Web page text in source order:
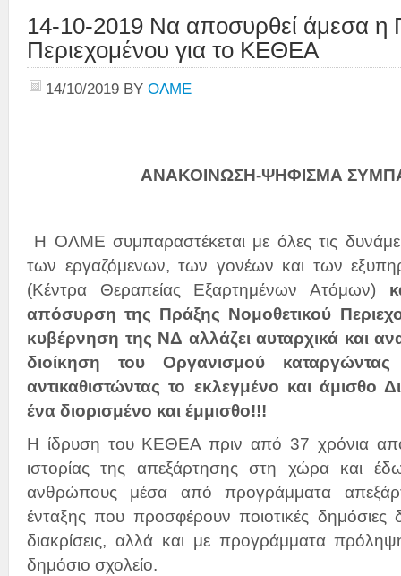
14-10-2019 Να αποσυρθεί άμεσα
Περιεχομένου για το ΚΕΘΕΑ
14/10/2019 BY ΟΛΜΕ
ΑΝΑΚΟΙΝΩΣΗ-ΨΗΦΙΣΜΑ
Η ΟΛΜΕ συμπαραστέκεται με όλες τις
των εργαζόμενων, των γονέων και των
(Κέντρα Θεραπείας Εξαρτημένων Ατόμων)
απόσυρση της Πράξης Νομοθετικού
κυβέρνηση της ΝΔ αλλάζει αυταρχικά και
διοίκηση του Οργανισμού καταργώντας
αντικαθιστώντας το εκλεγμένο και άμισθο
ένα διορισμένο και έμμισθο!!!
Η ίδρυση του ΚΕΘΕΑ πριν από 37 χρόνια
ιστορίας της απεξάρτησης στη χώρα και
ανθρώπους μέσα από προγράμματα
ένταξης που προσφέρουν ποιοτικές δημόσιες
διακρίσεις, αλλά και με προγράμματα
δημόσιο σχολείο.